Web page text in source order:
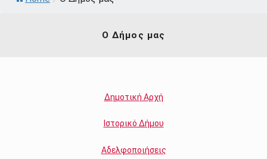
Ο Δήμος μας
Δημοτική Αρχή
Ιστορικό Δήμου
Αδελφοποιήσεις